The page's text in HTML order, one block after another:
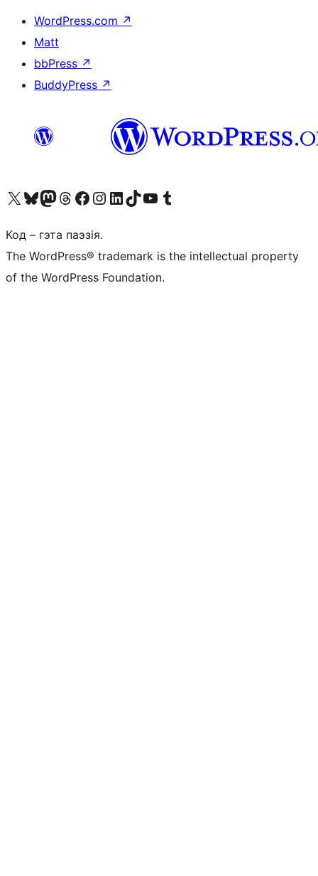
WordPress.com ↗
Matt
bbPress ↗
BuddyPress ↗
Наведайце наш акаўнт у X (былы Twitter)
Visit our Bluesky account
Visit our Mastodon account
Visit our Threads account
Наведаеце нашу старонку на Facebook
Наведайце наш Instagram
Наведайце нашу старонку ў LinkedIn
Visit our TikTok account
Наведайце наш YouTube каналVisit our Tumblr account
Код – гэта паэзія.
The WordPress® trademark is the intellectual property
of the WordPress Foundation.